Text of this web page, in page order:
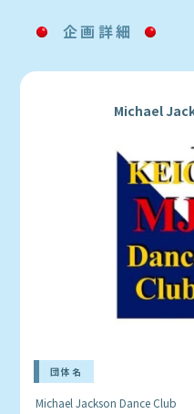
企画詳細
Michael
団体名
Michael Jackson Dance Club